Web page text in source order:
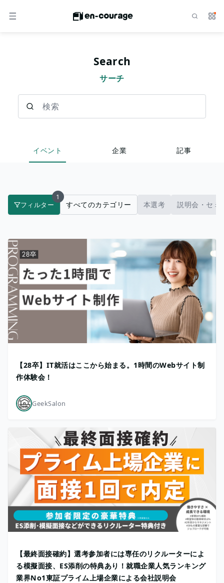
メニュー サ
Search
サーチ
イベント 企業 記事
フィルター
1
すべてのカテゴリー 本選考 説明会・セミ
【28卒】IT就活はここから始まる。1時間のWebサイト制
作体験会！
GeekSalon
【最終面接確約】選考参加者には専任のリクルーターによ
る模擬面接、ES添削の特典あり！就職企業人気ランキング
業界No1東証プライム上場企業による会社説明会